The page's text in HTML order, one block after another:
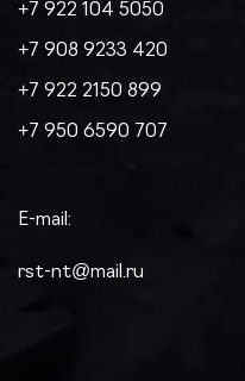
+7 922 104 5050
+7 908 9233 420
+7 922 2150 899
+7 950 6590 707
E-mail:
rst-nt@mail.ru